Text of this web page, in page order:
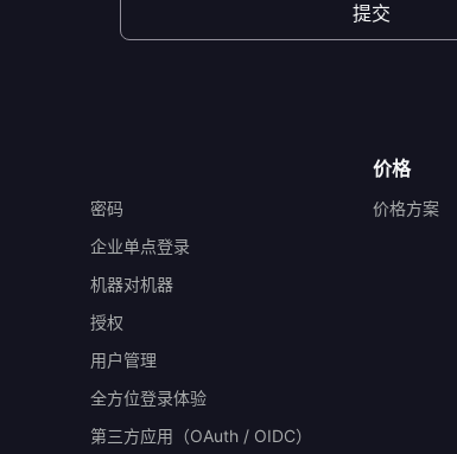
提交
密码
企业单点登录
机器对机器
授权
用户管理
全方位登录体验
第三方应用（OAuth / OIDC）
价格
价格方案